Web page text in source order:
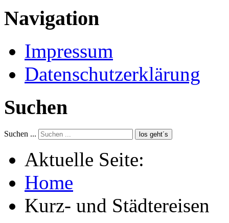
Navigation
Impressum
Datenschutzerklärung
Suchen
Suchen ... los geht´s
Aktuelle Seite:
Home
Kurz- und Städtereisen